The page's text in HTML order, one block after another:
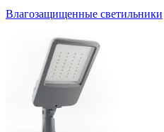
Влагозащищенные светильники